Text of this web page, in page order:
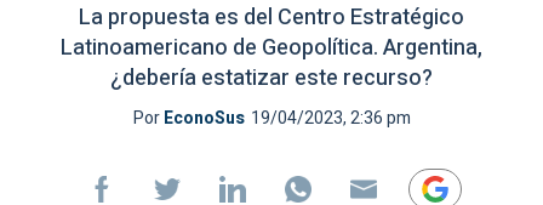
La propuesta es del Centro Estratégico
Latinoamericano de Geopolítica. Argentina,
¿debería estatizar este recurso?
PorEconoSus 19/04/2023, 2:36 pm